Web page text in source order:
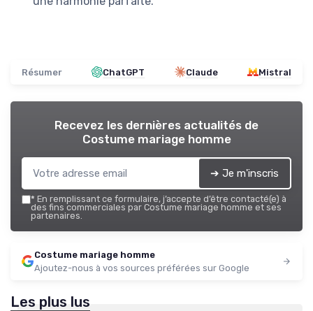
Résumer ChatGPT Claude Mistral
Recevez les dernières actualités de
Costume mariage homme
➔ Je m'inscris
* En remplissant ce formulaire, j’accepte d’être contacté(e) à
des fins commerciales par Costume mariage homme et ses
partenaires.
Costume mariage homme
Ajoutez-nous à vos sources préférées sur Google
Les plus lus